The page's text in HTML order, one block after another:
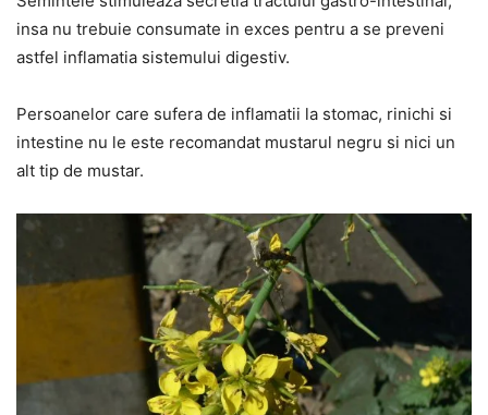
insa nu trebuie consumate in exces pentru a se preveni
astfel inflamatia sistemului digestiv.
Persoanelor care sufera de inflamatii la stomac, rinichi si
intestine nu le este recomandat mustarul negru si nici un
alt tip de mustar.